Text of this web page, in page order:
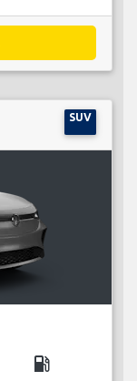
SUV
local_gas_station